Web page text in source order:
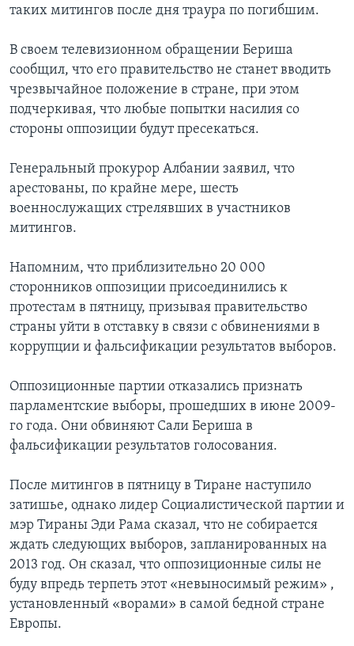
таких митингов после дня траура по погибшим.
В своем телевизионном обращении Бериша
сообщил, что его правительство не станет вводить
чрезвычайное положение в стране, при этом
подчеркивая, что любые попытки насилия со
стороны оппозиции будут пресекаться.
Генеральный прокурор Албании заявил, что
арестованы, по крайне мере, шесть
военнослужащих стрелявших в участников
митингов.
Напомним, что приблизительно 20 000
сторонников оппозиции присоединились к
протестам в пятницу, призывая правительство
страны уйти в отставку в связи с обвинениями в
коррупции и фальсификации результатов выборов.
Оппозиционные партии отказались признать
парламентские выборы, прошедших в июне 2009-
го года. Они обвиняют Сали Бериша в
фальсификации результатов голосования.
После митингов в пятницу в Тиране наступило
затишье, однако лидер Социалистической партии и
мэр Тираны Эди Рама сказал, что не собирается
ждать следующих выборов, запланированных на
2013 год. Он сказал, что оппозиционные силы не
буду впредь терпеть этот «невыносимый режим» ,
установленный «ворами» в самой бедной стране
Европы.